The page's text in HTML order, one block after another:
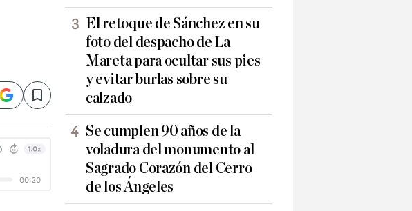
Save
El retoque de Sánchez en su
foto del despacho de La
Mareta para ocultar sus pies
y evitar burlas sobre su
calzado
Se cumplen 90 años de la
voladura del monumento al
Sagrado Corazón del Cerro
de los Ángeles